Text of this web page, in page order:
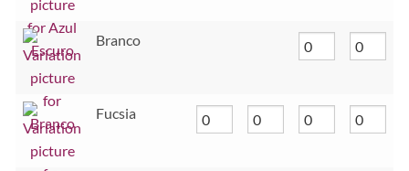
Branco
Fucsia